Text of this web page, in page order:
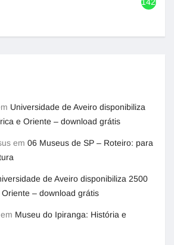
1420
Universidade de Aveiro disponibiliza
e Oriente – download grátis
em 06 Museus de SP – Roteiro: para
de Aveiro disponibiliza 2500
– download grátis
em Museu do Ipiranga: História e